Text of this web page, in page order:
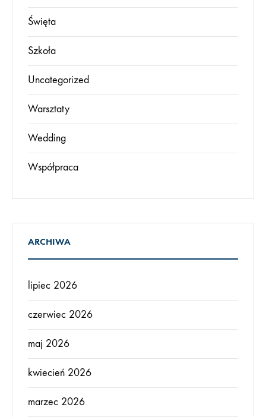
Święta
Szkoła
Uncategorized
Warsztaty
Wedding
Współpraca
ARCHIWA
lipiec 2026
czerwiec 2026
maj 2026
kwiecień 2026
marzec 2026